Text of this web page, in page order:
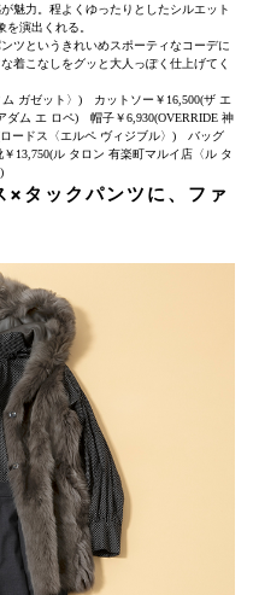
魅力。程よくゆったりとしたシルエット
を演出くれる。
ツというきれいめスポーティなコーデに
着こなしをグッと大人っぽく仕上げてく
ガゼット〉) カットソー￥16,500(ザ エ
ム エ ロペ) 帽子￥6,930(OVERRIDE 神
ードス〈エルペ ヴィジブル〉) バッグ
13,750(ル タロン 有楽町マルイ店〈ル タ
×タックパンツに、ファ